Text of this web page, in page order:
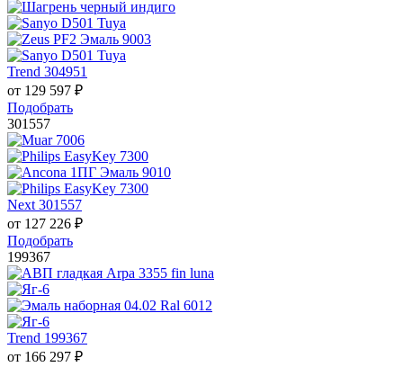
Trend 304951
от 129 597 ₽
Подобрать
301557
Next 301557
от 127 226 ₽
Подобрать
199367
Trend 199367
от 166 297 ₽